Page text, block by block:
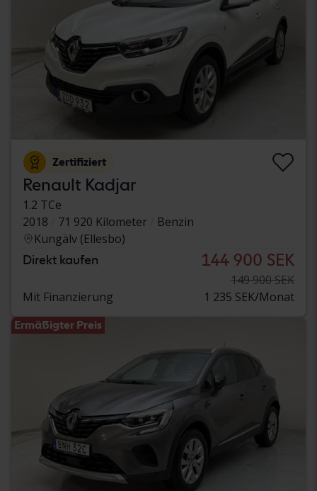
Zertifiziert
Renault Kadjar
1.2 TCe
2018
71 920 Kilometer
Benzin
Kungälv (Ellesbo)
Direkt kaufen 144 900 SEK
149 900 SEK
Mit Finanzierung
1 235 SEK/Monat
Ermäßigter Preis